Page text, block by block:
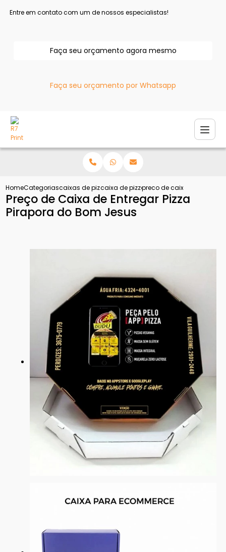
Entre em contato com um de nossos especialistas!
Faça seu orçamento agora mesmo
Faça seu orçamento por Whatsapp
HomeCategoriascaixas de pizzacaixa de pizza personalizada
preco de caixa de
Preço de Caixa de Entregar Pizza
Pirapora do Bom Jesus